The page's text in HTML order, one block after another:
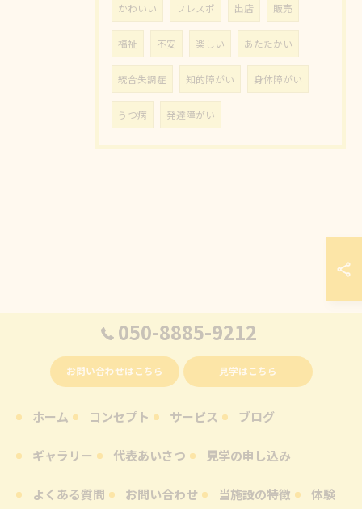
かわいい フレスポ 出店 販売
福祉 不安 楽しい あたたかい
統合失調症 知的障がい 身体障がい
うつ病 発達障がい
050-8885-9212
お問い合わせはこちら 見学はこちら
ホーム コンセプト サービス ブログ
ギャラリー 代表あいさつ 見学の申し込み
よくある質問 お問い合わせ 当施設の特徴 体験